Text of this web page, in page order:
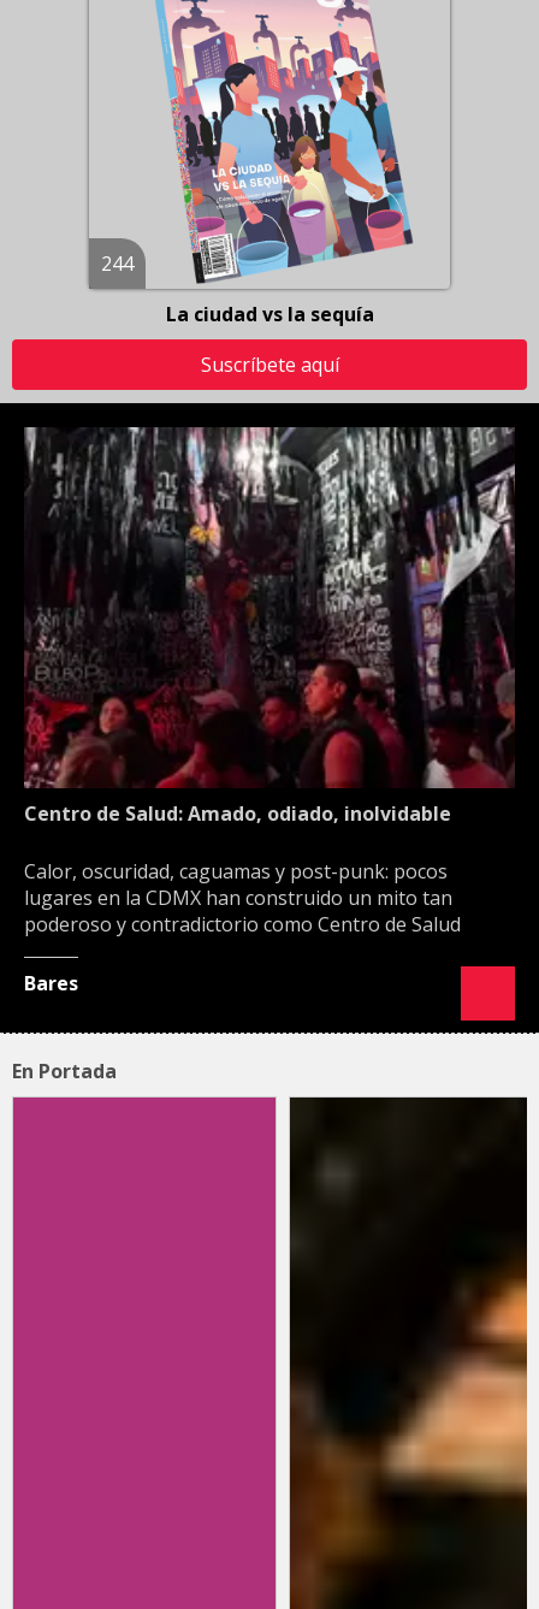
244
La ciudad vs la sequía
Suscríbete aquí
Centro de Salud: Amado, odiado, inolvidable
Calor, oscuridad, caguamas y post-punk: pocos
lugares en la CDMX han construido un mito tan
poderoso y contradictorio como Centro de Salud
Bares
En Portada